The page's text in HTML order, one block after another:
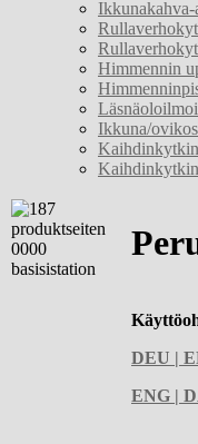
Ikkunakahva-
Himmennin
Ikkuna/
DEU |
ENG |